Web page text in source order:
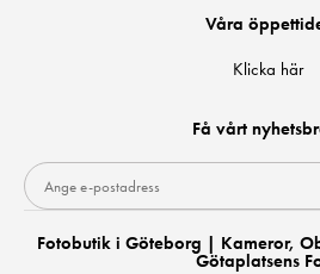
Våra
Klicka här
Få vårt
Fotobutik i Göteborg | Kameror,
Götaplatsens